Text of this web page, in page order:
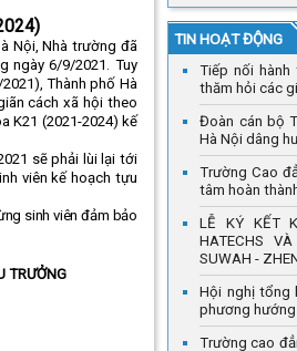
Nội, Nhà trường đã
ngày 6/9/2021. Tuy
Thành phố Hà
cách xã hội theo
K21 (2021-2024) kế
sẽ phải lùi lại tới
viên kế hoạch tựu
sinh viên đảm bảo
TRƯỞNG
TIN HOẠT ĐỘNG
Tiếp nối hành
thăm hỏi các
Đoàn cán bộ
Hà Nội dâng
Trường Cao
tâm hoàn
LỄ KÝ KẾT
HATECHS
SUWAH -
Hội nghị tổng
phương hướng
Trường cao